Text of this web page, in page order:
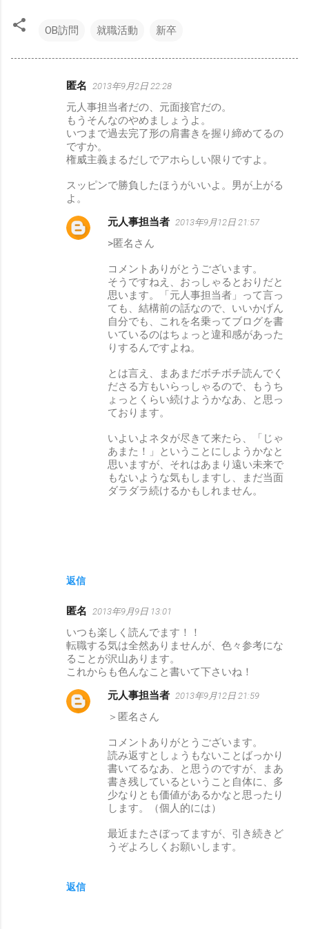
OB訪問 就職活動 新卒
匿名 2013年9月2日 22:28
元人事担当者だの、元面接官だの。
もうそんなのやめましょうよ。
いつまで過去完了形の肩書きを握り締めてるの
ですか。
権威主義まるだしでアホらしい限りですよ。
スッピンで勝負したほうがいいよ。男が上がる
よ。
返信
元人事担当者 2013年9月12日 21:57
>匿名さん
コメントありがとうございます。
そうですねえ、おっしゃるとおりだと
思います。「元人事担当者」って言っ
ても、結構前の話なので、いいかげん
自分でも、これを名乗ってブログを書
いているのはちょっと違和感があった
りするんですよね。
とは言え、まあまだボチボチ読んでく
ださる方もいらっしゃるので、もうち
ょっとくらい続けようかなあ、と思っ
ております。
いよいよネタが尽きて来たら、「じゃ
あまた！」ということにしようかなと
思いますが、それはあまり遠い未来で
もないような気もしますし、まだ当面
ダラダラ続けるかもしれません。
匿名 2013年9月9日 13:01
いつも楽しく読んでます！！
転職する気は全然ありませんが、色々参考にな
ることが沢山あります。
これからも色んなこと書いて下さいね！
返信
元人事担当者 2013年9月12日 21:59
＞匿名さん
コメントありがとうございます。
読み返すとしょうもないことばっかり
書いてるなあ、と思うのですが、まあ
書き残しているということ自体に、多
少なりとも価値があるかなと思ったり
します。（個人的には）
最近またさぼってますが、引き続きど
うぞよろしくお願いします。